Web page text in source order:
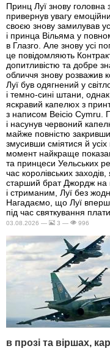
Принц Луї знову головна
привернув увагу
своєю знову замилував
і принца Вільяма у
в Глазго. Але знову усі
це повідомляють
допитливістю та добре
обличчя знову розважив
Луї був одягнений у
і темно-сині штани,
яскравий капелюх з
з написом Beicio Cymru.
і насунув червоний
майже повністю
змусивши сміятися й
момент найкраще
та принцеси Уельських
час королівських
старший брат Джордж на
і стриманим, Луї без
Нагадаємо, що Луї
під час святкування
03.08.2026 — 3 — 996
в прозі та віршах,